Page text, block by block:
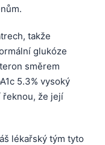
takže
glukóze
směrem
5.3% vysoký
řeknou, že její
lékařský tým tyto